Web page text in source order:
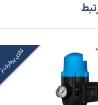
کالای پرطرفدار